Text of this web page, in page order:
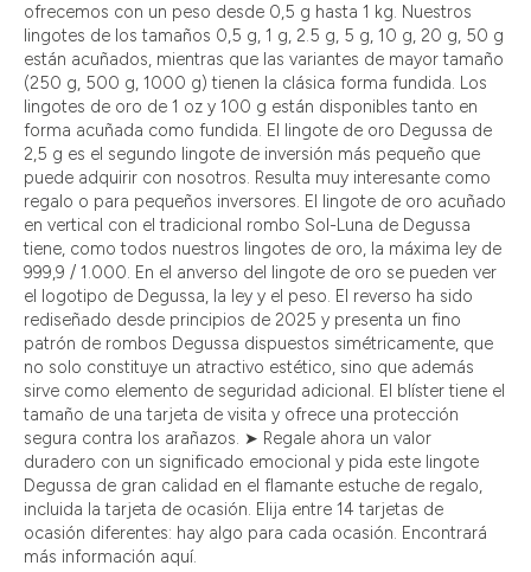
ofrecemos con un peso desde 0,5 g hasta 1 kg. Nuestros
lingotes de los tamaños 0,5 g, 1 g, 2.5 g, 5 g, 10 g, 20 g, 50 g
están acuñados, mientras que las variantes de mayor tamaño
(250 g, 500 g, 1000 g) tienen la clásica forma fundida. Los
lingotes de oro de 1 oz y 100 g están disponibles tanto en
forma acuñada como fundida. El lingote de oro Degussa de
2,5 g es el segundo lingote de inversión más pequeño que
puede adquirir con nosotros. Resulta muy interesante como
regalo o para pequeños inversores. El lingote de oro acuñado
en vertical con el tradicional rombo Sol-Luna de Degussa
tiene, como todos nuestros lingotes de oro, la máxima ley de
999,9 / 1.000. En el anverso del lingote de oro se pueden ver
el logotipo de Degussa, la ley y el peso. El reverso ha sido
rediseñado desde principios de 2025 y presenta un fino
patrón de rombos Degussa dispuestos simétricamente, que
no solo constituye un atractivo estético, sino que además
sirve como elemento de seguridad adicional. El blíster tiene el
tamaño de una tarjeta de visita y ofrece una protección
segura contra los arañazos. ➤ Regale ahora un valor
duradero con un significado emocional y pida este lingote
Degussa de gran calidad en el flamante estuche de regalo,
incluida la tarjeta de ocasión. Elija entre 14 tarjetas de
ocasión diferentes: hay algo para cada ocasión. Encontrará
más información aquí.